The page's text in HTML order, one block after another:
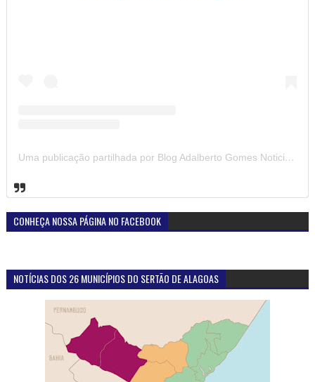
Uma publicação partilhada por Blog Adalberto Gomes Noticias (@blogadalbertogomesnoticiass)
CONHEÇA NOSSA PÁGINA NO FACEBOOK
NOTÍCIAS DOS 26 MUNICÍPIOS DO SERTÃO DE ALAGOAS